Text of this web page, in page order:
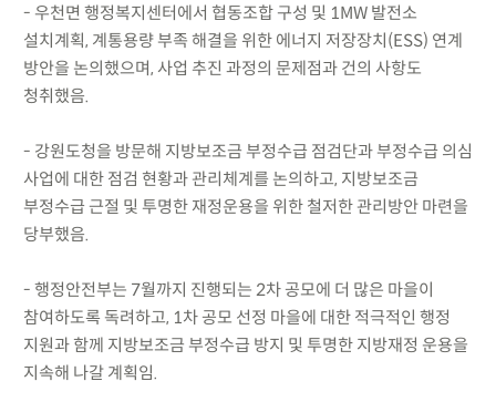
- 우천면 행정복지센터에서 협동조합 구성 및 1MW 발전소
설치계획, 계통용량 부족 해결을 위한 에너지 저장장치(ESS) 연계
방안을 논의했으며, 사업 추진 과정의 문제점과 건의 사항도
청취했음.
- 강원도청을 방문해 지방보조금 부정수급 점검단과 부정수급 의심
사업에 대한 점검 현황과 관리체계를 논의하고, 지방보조금
부정수급 근절 및 투명한 재정운용을 위한 철저한 관리방안 마련을
당부했음.
- 행정안전부는 7월까지 진행되는 2차 공모에 더 많은 마을이
참여하도록 독려하고, 1차 공모 선정 마을에 대한 적극적인 행정
지원과 함께 지방보조금 부정수급 방지 및 투명한 지방재정 운용을
지속해 나갈 계획임.